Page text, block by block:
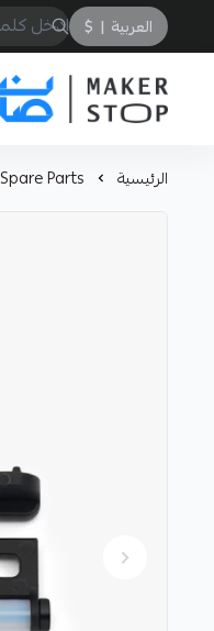
العربية |
$
صانع
الرئيسية Spare Parts